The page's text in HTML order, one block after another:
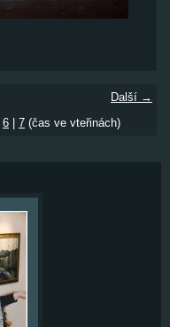
Další →
6 7 (čas ve vteřinách)